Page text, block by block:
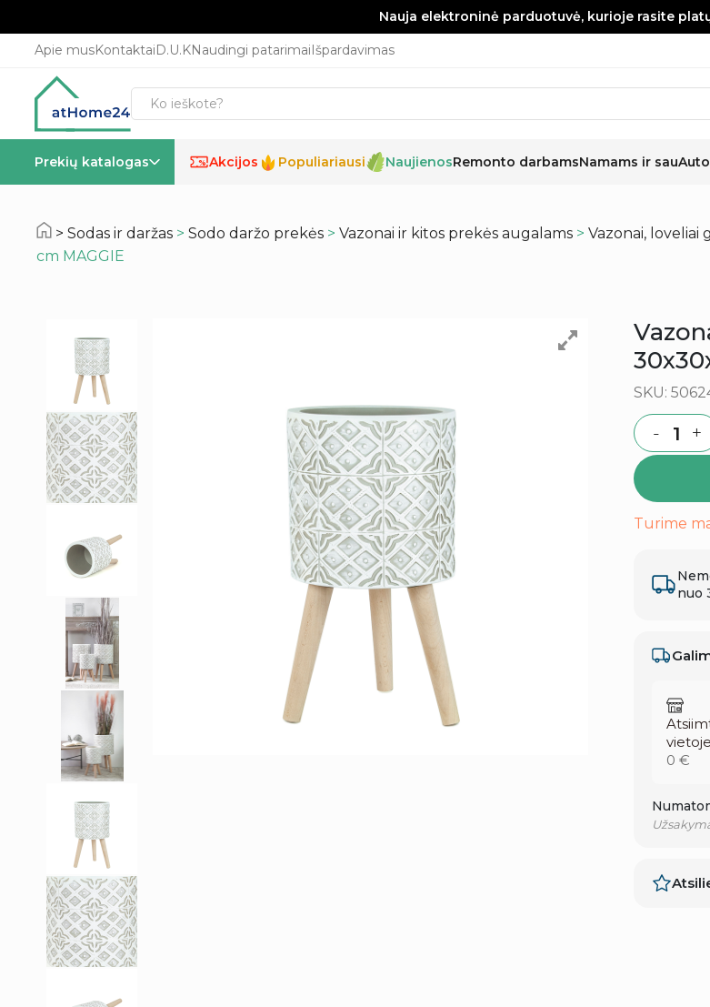
Nauja elektroninė parduotuvė, kurioje rasite
Apie musKontaktaiD.U.KNaudingi patarimaiIšpardavimas
Prekių katalogas % Akcijos Populiariausi NaujienosRemonto darbamsNamams ir sau
Sodas ir daržas >Sodo daržo prekės >Vazonai ir kitos prekės augalams >Vazonai, loveliai
cm MAGGIE
SKU:
- +
Turime
nuo
vietoje
0 €